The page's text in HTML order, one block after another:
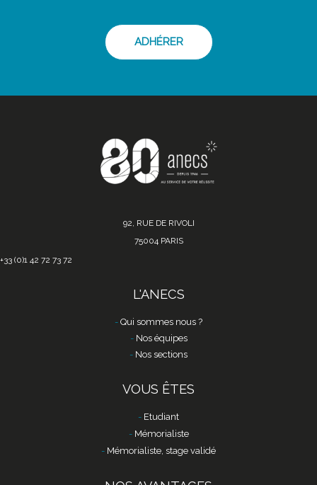
ADHÉRER
92, RUE DE RIVOLI
75004 PARIS
+33 (0)1 42 72 73 72
L'ANECS
Qui sommes nous ?
Nos équipes
Nos sections
VOUS ÊTES
Etudiant
Mémorialiste
Mémorialiste, stage validé